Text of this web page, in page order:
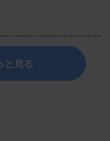
と見る